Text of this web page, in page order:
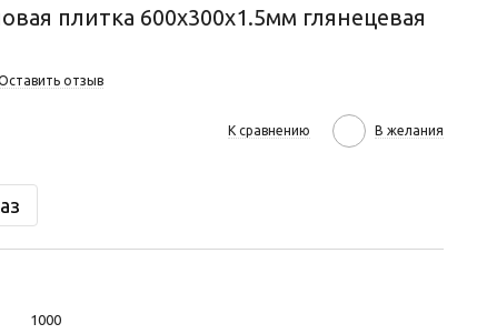
плитка 600х300х1.5мм глянецевая
отзыв
К сравнению В желания
1000